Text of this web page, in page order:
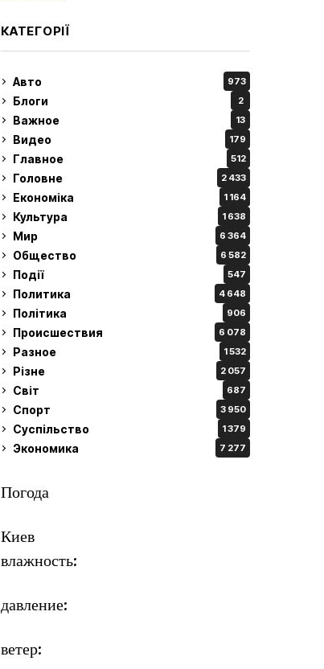
КАТЕГОРІЇ
Авто 973
Блоги 2
Важное 13
Видео 179
Главное 512
Головне 2 433
Економіка 1 164
Культура 1 638
Мир 6 364
Общество 6 582
Події 547
Политика 4 648
Політика 906
Происшествия 6 078
Разное 1 532
Різне 2 057
Світ 687
Спорт 3 950
Суспільство 1 379
Экономика 7 277
Погода
Киев
влажность:
давление:
ветер: